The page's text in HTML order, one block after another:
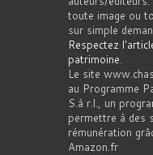
toute image ou
sur simple
Respectez
patrimoine.
Le site
au Programme
S.à r.l., un
permettre à des
rémunération
Amazon.fr